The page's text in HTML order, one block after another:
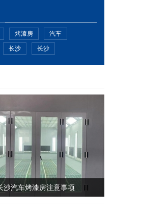
烤漆房 汽车
长沙 长沙
沙汽车烤漆房注意事项